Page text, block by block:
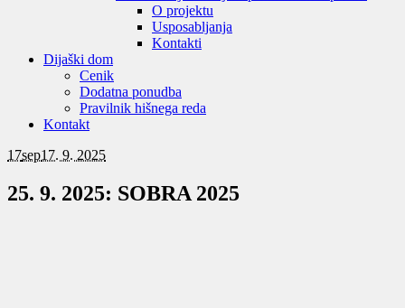
O projektu
Usposabljanja
Kontakti
Dijaški dom
Cenik
Dodatna ponudba
Pravilnik hišnega reda
Kontakt
17sep17. 9. 2025
25. 9. 2025: SOBRA 2025